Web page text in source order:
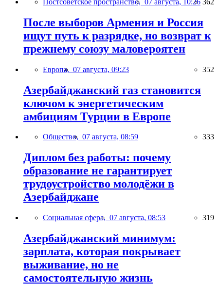
После выборов Армения и Россия
ищут путь к разрядке, но возврат к
прежнему союзу маловероятен
Европа, 07 августа, 09:23 352
Азербайджанский газ становится
ключом к энергетическим
амбициям Турции в Европе
Общество, 07 августа, 08:59 333
Диплом без работы: почему
образование не гарантирует
трудоустройство молодёжи в
Азербайджане
Социальная сфера, 07 августа, 08:53 319
Азербайджанский минимум:
зарплата, которая покрывает
выживание, но не
самостоятельную жизнь